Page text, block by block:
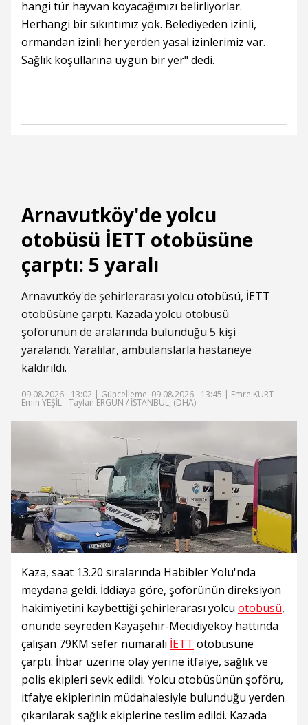
hangi tür hayvan koyacağımızı belirliyorlar.
Herhangi bir sıkıntımız yok. Belediyeden izinli,
ormandan izinli her yerden yasal izinlerimiz var.
Sağlık koşullarına uygun bir yer" dedi.
Arnavutköy'de yolcu
otobüsü İETT otobüsüne
çarptı: 5 yaralı
Arnavutköy'de şehirlerarası yolcu otobüsü, İETT
otobüsüne çarptı. Kazada yolcu otobüsü
şoförünün de aralarında bulunduğu 5 kişi
yaralandı. Yaralılar, ambulanslarla hastaneye
kaldırıldı.
09.08.2026 - 13:02 | Güncelleme: 09.08.2026 - 13:45 | Emre KURT -
Emin YEŞİL - Taylan ERGÜN / İSTANBUL, (DHA)
Kaza, saat 13.20 sıralarında Habibler Yolu'nda
meydana geldi. İddiaya göre, şoförünün direksiyon
hakimiyetini kaybettiği şehirlerarası yolcu otobüsü,
önünde seyreden Kayaşehir-Mecidiyeköy hattında
çalışan 79KM sefer numaralı İETT otobüsüne
çarptı. İhbar üzerine olay yerine itfaiye, sağlık ve
polis ekipleri sevk edildi. Yolcu otobüsünün şoförü,
itfaiye ekiplerinin müdahalesiyle bulunduğu yerden
çıkarılarak sağlık ekiplerine teslim edildi. Kazada